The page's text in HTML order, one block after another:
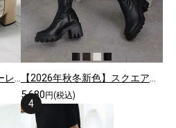
5,680円(税込)